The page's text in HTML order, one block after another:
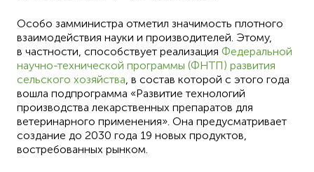
Особо замминистра отметил значимость плотного
взаимодействия науки и производителей. Этому,
в частности, способствует реализация Федеральной
научно-технической программы (ФНТП) развития
сельского хозяйства , в состав которой с этого года
вошла подпрограмма «Развитие технологий
производства лекарственных препаратов для
ветеринарного применения». Она предусматривает
создание до 2030 года 19 новых продуктов,
востребованных рынком.